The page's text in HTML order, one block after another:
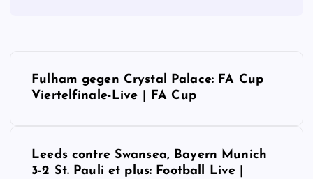
Fulham gegen Crystal Palace: FA Cup
Viertelfinale-Live | FA Cup
Leeds contre Swansea, Bayern Munich
3-2 St. Pauli et plus: Football Live |